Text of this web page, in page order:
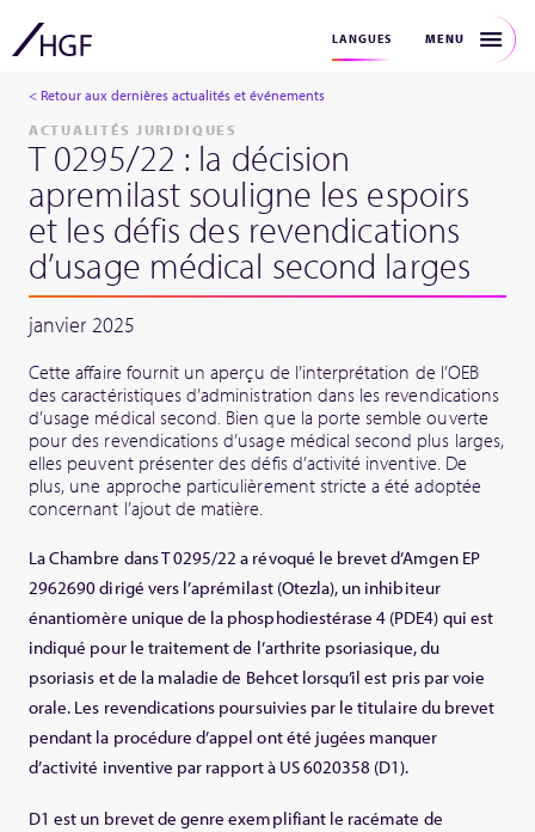
LANGUES MENU
< Retour aux dernières actualités et événements
ACTUALITÉS JURIDIQUES
T 0295/22 : la décision
apremilast souligne les espoirs
et les défis des revendications
d’usage médical second larges
janvier 2025
Cette affaire fournit un aperçu de l’interprétation de l’OEB
des caractéristiques d’administration dans les revendications
d’usage médical second. Bien que la porte semble ouverte
pour des revendications d’usage médical second plus larges,
elles peuvent présenter des défis d’activité inventive. De
plus, une approche particulièrement stricte a été adoptée
concernant l’ajout de matière.
La Chambre dans T 0295/22 a révoqué le brevet d’Amgen EP
2962690 dirigé vers l’aprémilast (Otezla), un inhibiteur
énantiomère unique de la phosphodiestérase 4 (PDE4) qui est
indiqué pour le traitement de l’arthrite psoriasique, du
psoriasis et de la maladie de Behcet lorsqu’il est pris par voie
orale. Les revendications poursuivies par le titulaire du brevet
pendant la procédure d’appel ont été jugées manquer
d’activité inventive par rapport à US 6020358 (D1).
D1 est un brevet de genre exemplifiant le racémate de